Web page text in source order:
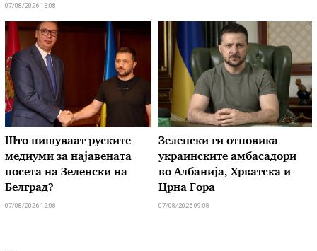
07/08/2026 13:08
Што пишуваат руските
медиуми за најавената
посета на Зеленски на
Белград?
07/08/2026 12:08
Зеленски ги отповика
украинските амбасадори
во Албанија, Хрватска и
Црна Гора
07/08/2026 09:08